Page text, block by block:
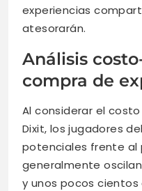
experiencias
atesorarán.
Análisis
compra de
Al considerar el
Dixit, los jugadores
potenciales frente al
generalmente
y unos pocos